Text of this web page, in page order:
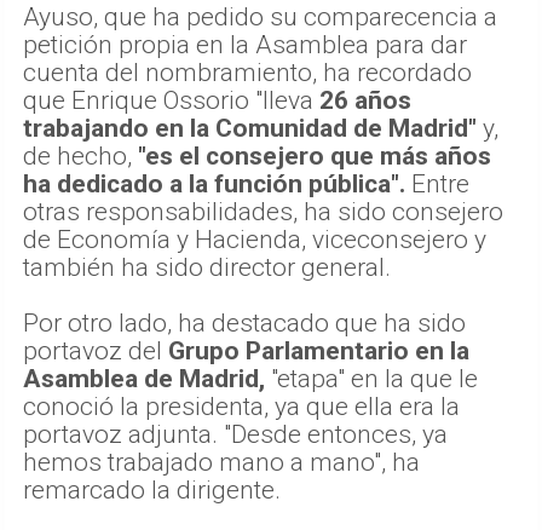
Ayuso, que ha pedido su comparecencia a
petición propia en la Asamblea para dar
cuenta del nombramiento, ha recordado
que Enrique Ossorio "lleva 26 años
trabajando en la Comunidad de Madrid" y,
de hecho, "es el consejero que más años
ha dedicado a la función pública". Entre
otras responsabilidades, ha sido consejero
de Economía y Hacienda, viceconsejero y
también ha sido director general.
Por otro lado, ha destacado que ha sido
portavoz del Grupo Parlamentario en la
Asamblea de Madrid, "etapa" en la que le
conoció la presidenta, ya que ella era la
portavoz adjunta. "Desde entonces, ya
hemos trabajado mano a mano", ha
remarcado la dirigente.